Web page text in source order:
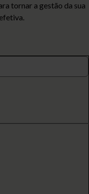
tornar a gestão da sua